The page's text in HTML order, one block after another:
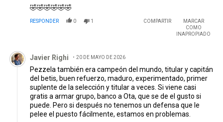
🤣🤣🤣🤣🤣🤣
RESPONDER 0 1 COMPARTIR
MARCAR
COMO
INAPROPIADO
Comentario de Javier Righi.
Javier Righi 20 DE MAYO DE 2026
Pezzela también era campeón del mundo, titular y capitán
del betis, buen refuerzo, maduro, experimentado, primer
suplente de la selección y titular a veces. Si viene casi
gratis a armar grupo, banco a Ota, que se de el gusto si
puede. Pero si después no tenemos un defensa que le
pelee el puesto fácilmente, estamos en problemas.